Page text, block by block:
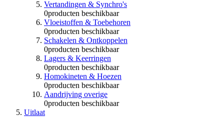
Vertandingen & Synchro's
0producten beschikbaar
Vloeistoffen & Toebehoren
0producten beschikbaar
Schakelen & Ontkoppelen
0producten beschikbaar
Lagers & Keerringen
0producten beschikbaar
Homokineten & Hoezen
0producten beschikbaar
Aandrijving overige
0producten beschikbaar
Uitlaat